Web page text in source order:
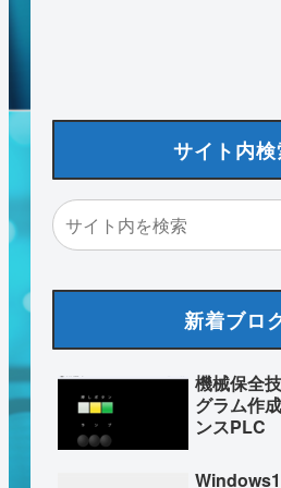
サイト内検
新着ブロ
機械保全
グラム作
ンスPLC